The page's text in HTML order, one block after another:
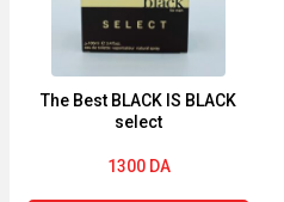
The Best BLACK IS BLACK
select
1300 DA